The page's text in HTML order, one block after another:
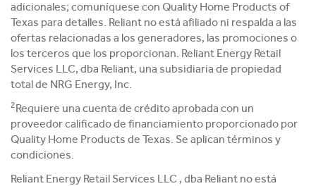
adicionales; comuníquese con Quality Home Products of
Texas para detalles. Reliant no está afiliado ni respalda a las
ofertas relacionadas a los generadores, las promociones o
los terceros que los proporcionan. Reliant Energy Retail
Services LLC, dba Reliant, una subsidiaria de propiedad
total de NRG Energy, Inc.
2 Requiere una cuenta de crédito aprobada con un
proveedor calificado de financiamiento proporcionado por
Quality Home Products de Texas. Se aplican términos y
condiciones.
Reliant Energy Retail Services LLC , dba Reliant no está